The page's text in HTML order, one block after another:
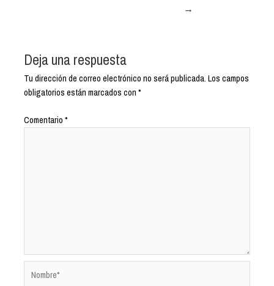
→
Deja una respuesta
Tu dirección de correo electrónico no será publicada. Los campos
obligatorios están marcados con*
Comentario*